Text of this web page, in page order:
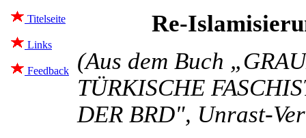
Titelseite
Links
Feedback
Re-
(Aus dem Buch
TÜRKISCHE
DER BRD", Unrast-